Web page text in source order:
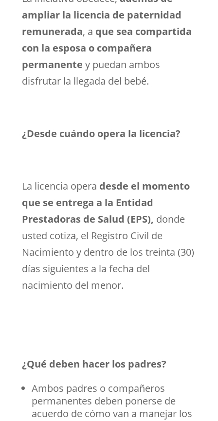
ampliar la licencia de paternidad
remunerada, a que sea compartida
con la esposa o compañera
permanente y puedan ambos
disfrutar la llegada del bebé.
¿Desde cuándo opera la licencia?
La licencia opera desde el momento
que se entrega a la Entidad
Prestadoras de Salud (EPS), donde
usted cotiza, el Registro Civil de
Nacimiento y dentro de los treinta (30)
días siguientes a la fecha del
nacimiento del menor.
¿Qué deben hacer los padres?
Ambos padres o compañeros
permanentes deben ponerse de
acuerdo de cómo van a manejar los